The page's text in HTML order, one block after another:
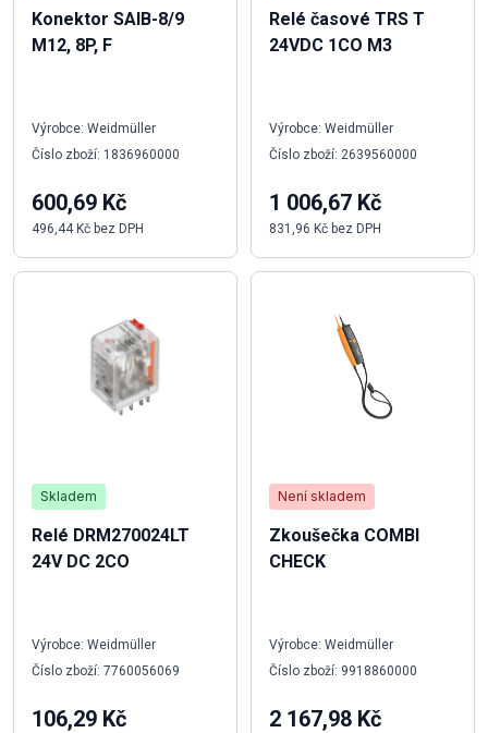
Konektor SAIB-8/9
M12, 8P, F
Výrobce: Weidmüller
Číslo zboží: 1836960000
600,69 Kč
496,44 Kč bez DPH
Skladem
Relé DRM270024LT
24V DC 2CO
Výrobce: Weidmüller
Číslo zboží: 7760056069
106,29 Kč
Relé časové TRS T
24VDC 1CO M3
Výrobce: Weidmüller
Číslo zboží: 2639560000
1 006,67 Kč
831,96 Kč bez DPH
Není skladem
Zkoušečka COMBI
CHECK
Výrobce: Weidmüller
Číslo zboží: 9918860000
2 167,98 Kč